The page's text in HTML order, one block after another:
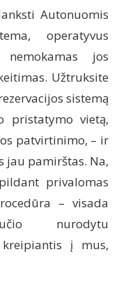
Autonuomis
operatyvus
jos
Užtruksite
sistemą
pristatymo vietą,
patvirtinimo, – ir
pamirštas. Na,
privalomas
– visada
nurodytu
į mus,